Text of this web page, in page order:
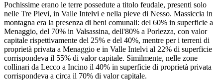
Pochissime erano le terre possedute a titolo feudale, presenti solo
nelle Tre Pievi, in Valle Intelvi e nella pieve di Nesso. Massiccia in
montagna era la presenza di beni comunali: del 60% in superficie a
Menaggio, del 70% in Valsassina, dell'80% a Porlezza, con valor
capitale rispettivamente del 25% e del 40%, mentre per i terreni di
proprietà privata a Menaggio e in Valle Intelvi al 22% di superficie
corrispondeva il 55% di valor capitale. Similmente, nelle zone
collinari da Lecco a Incino il 40% in superficie di proprietà privata
corrispondeva a circa il 70% di valor capitale.